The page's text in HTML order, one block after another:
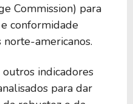
B 26,16
B
Commission) para
conformidade
americanos.
indicadores
para dar